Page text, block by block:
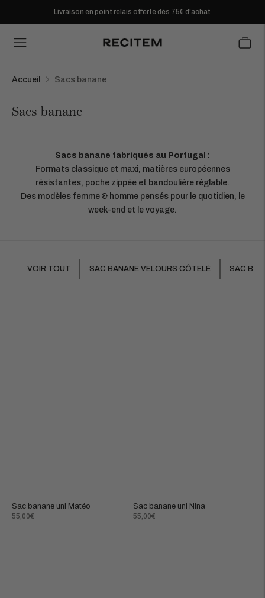
Livraison en point relais offerte dès 75€ d'achat
Accueil Sacs banane
Sacs banane
Sacs banane fabriqués au Portugal :
Formats classique et maxi, matières européennes
résistantes, poche zippée et bandoulière réglable.
Des modèles femme & homme pensés pour le quotidien, le
week-end et le voyage.
VOIR TOUT SAC BANANE VELOURS CÔTELÉ SAC
Sac banane uni Matéo
Prix
55,00€
Sac banane uni Nina
Prix
55,00€